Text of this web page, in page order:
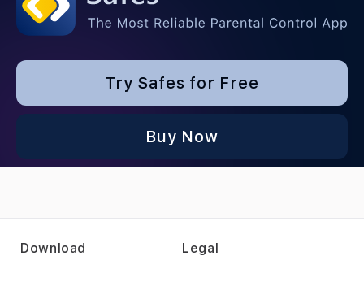
Try Safes for Free
Buy Now
Legal
Download